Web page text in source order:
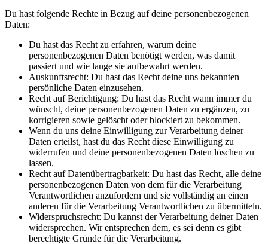
Du hast folgende Rechte in Bezug auf deine personenbezogenen
Daten:
Du hast das Recht zu erfahren, warum deine
personenbezogenen Daten benötigt werden, was damit
passiert und wie lange sie aufbewahrt werden.
Auskunftsrecht: Du hast das Recht deine uns bekannten
persönliche Daten einzusehen.
Recht auf Berichtigung: Du hast das Recht wann immer du
wünscht, deine personenbezogenen Daten zu ergänzen, zu
korrigieren sowie gelöscht oder blockiert zu bekommen.
Wenn du uns deine Einwilligung zur Verarbeitung deiner
Daten erteilst, hast du das Recht diese Einwilligung zu
widerrufen und deine personenbezogenen Daten löschen zu
lassen.
Recht auf Datenübertragbarkeit: Du hast das Recht, alle deine
personenbezogenen Daten von dem für die Verarbeitung
Verantwortlichen anzufordern und sie vollständig an einen
anderen für die Verarbeitung Verantwortlichen zu übermitteln.
Widerspruchsrecht: Du kannst der Verarbeitung deiner Daten
widersprechen. Wir entsprechen dem, es sei denn es gibt
berechtigte Gründe für die Verarbeitung.